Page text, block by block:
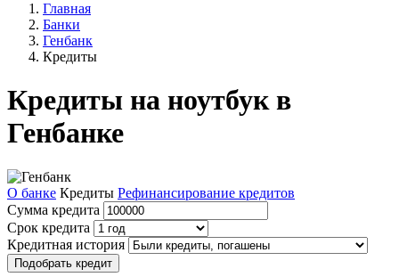
Главная
Банки
Генбанк
Кредиты
Кредиты на ноутбук в
Генбанке
О банке Кредиты Рефинансирование кредитов
Сумма кредита
Срок кредита
Кредитная история
Подобрать кредит